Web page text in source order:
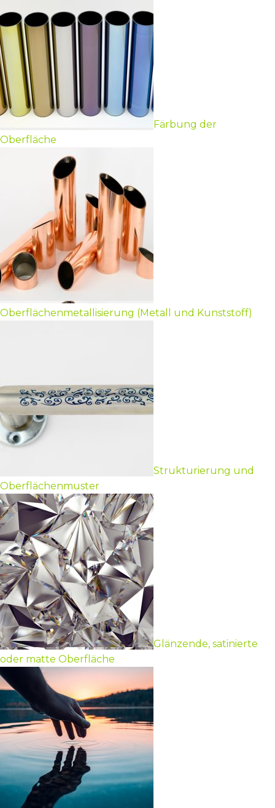
Färbung der
Oberfläche
Oberflächenmetallisierung (Metall und Kunststoff)
Strukturierung und
Oberflächenmuster
Glänzende, satinierte
oder matte Oberfläche